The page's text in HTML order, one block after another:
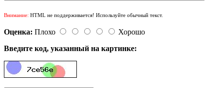
Внимание: HTML не поддерживается! Используйте обычный текст.
Оценка: Плохо
Хорошо
Введите код, указанный на картинке: